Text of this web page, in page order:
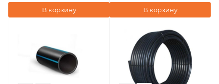
В корзину В корзину